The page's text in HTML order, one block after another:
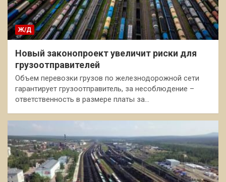
Ж/Д
Новый законопроект увеличит риски для
грузоотправителей
Объем перевозки грузов по железнодорожной сети
гарантирует грузоотправитель, за несоблюдение –
ответственность в размере платы за…